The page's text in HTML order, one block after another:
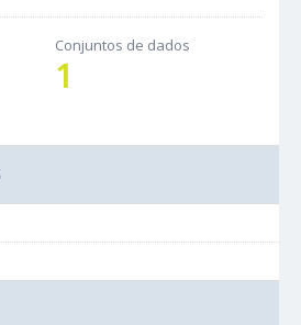
Conjuntos de dados
1